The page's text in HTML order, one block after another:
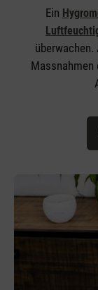
Ein
überwachen.